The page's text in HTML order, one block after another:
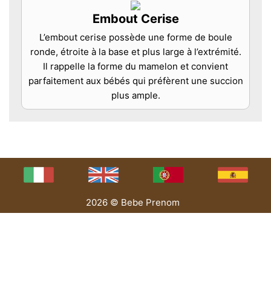
Embout Cerise
L’embout cerise possède une forme de boule
ronde, étroite à la base et plus large à l’extrémité.
Il rappelle la forme du mamelon et convient
parfaitement aux bébés qui préfèrent une succion
plus ample.
2026 © Bebe Prenom